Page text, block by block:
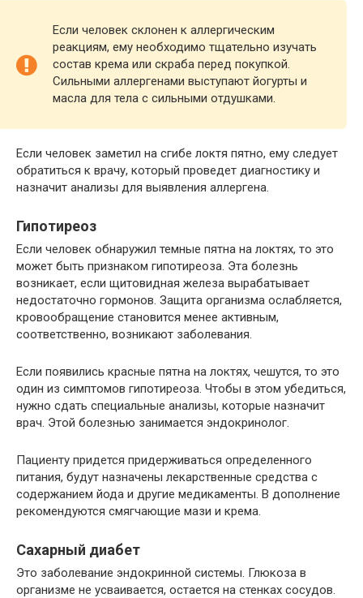
Если человек склонен к аллергическим
реакциям, ему необходимо тщательно изучать
состав крема или скраба перед покупкой.
Сильными аллергенами выступают йогурты и
масла для тела с сильными отдушками.
Если человек заметил на сгибе локтя пятно, ему следует
обратиться к врачу, который проведет диагностику и
назначит анализы для выявления аллергена.
Гипотиреоз
Если человек обнаружил темные пятна на локтях, то это
может быть признаком гипотиреоза. Эта болезнь
возникает, если щитовидная железа вырабатывает
недостаточно гормонов. Защита организма ослабляется,
кровообращение становится менее активным,
соответственно, возникают заболевания.
Если появились красные пятна на локтях, чешутся, то это
один из симптомов гипотиреоза. Чтобы в этом убедиться,
нужно сдать специальные анализы, которые назначит
врач. Этой болезнью занимается эндокринолог.
Пациенту придется придерживаться определенного
питания, будут назначены лекарственные средства с
содержанием йода и другие медикаменты. В дополнение
рекомендуются смягчающие мази и крема.
Сахарный диабет
Это заболевание эндокринной системы. Глюкоза в
организме не усваивается, остается на стенках сосудов.